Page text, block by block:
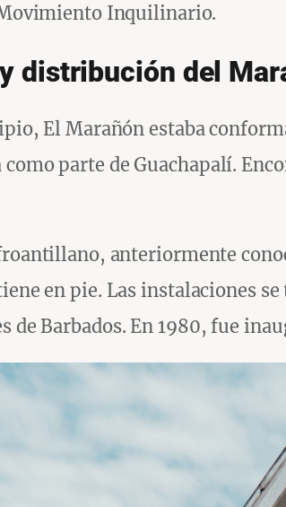
Inquilinario.
distribución del
El Marañón estaba
como parte de Guachapalí.
anteriormente
en pie. Las instalaciones
de Barbados. En 1980, fue